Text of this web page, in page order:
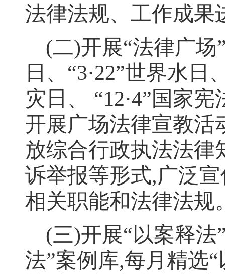
法律法规、工作成果
(二)开展“法律广场
日、 “3·22”世界水日
灾日、 “12·4”国家宪
开展广场法律宣教活
放综合行政执法法律
诉举报等形式,广泛
相关职能和法律法规
(三)开展“以案释法
法”案例库,每月精选“